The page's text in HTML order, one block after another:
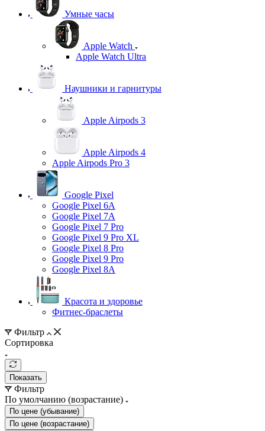
Умные часы
Apple Watch
Apple Watch Ultra
Наушники и гарнитуры
Apple Airpods 3
Apple Airpods 4
Apple Airpods Pro 3
Google Pixel
Google Pixel 6A
Google Pixel 7А
Google Pixel 7 Pro
Google Pixel 9 Pro XL
Google Pixel 8 Pro
Google Pixel 9 Pro
Google Pixel 8A
Красота и здоровье
Фитнес-браслеты
Фильтр
Сортировка
Показать
Фильтр
По умолчанию (возрастание)
По цене (убывание)
По цене (возрастание)